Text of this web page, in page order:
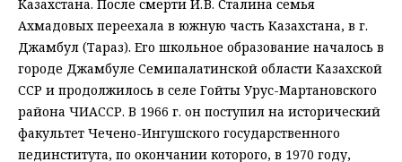
Казахстана. После смерти И. В. Сталина семья
Ахмадовых переехала в южную часть Казахстана, в г.
Джамбул (Тараз). Его школьное образование началось в
городе Джамбуле Семипалатинской области Казахской
ССР и продолжилось в селе Гойты Урус-Мартановского
района ЧИАССР. В 1966 г. он поступил на исторический
факультет Чечено-Ингушского государственного
пединститута, по окончании которого, в 1970 году,